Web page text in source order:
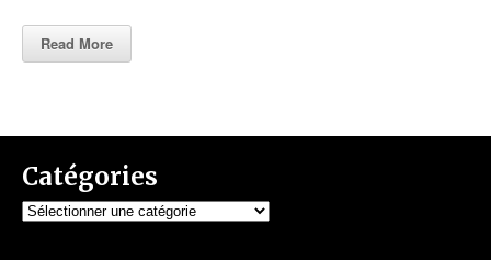
Read More
Catégories
Catégories